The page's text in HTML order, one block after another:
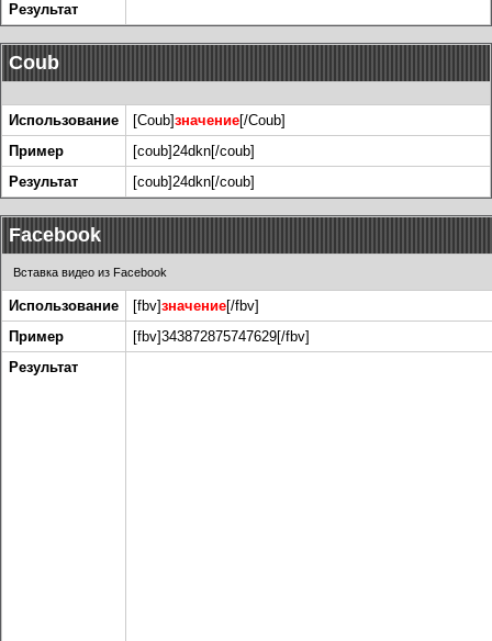
Результат
Coub
Использование [Coub]значение[/Coub]
Пример
[coub]24dkn[/coub]
Результат
[coub]24dkn[/coub]
Facebook
Вставка видео из Facebook
Использование [fbv]значение[/fbv]
Пример
[fbv]343872875747629[/fbv]
Результат